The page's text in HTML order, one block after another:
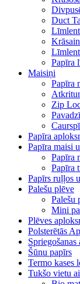
Duct
Papīra
Maisiņi
Papīra
Zip
Papīra
Papīra maisi
Papīra
Papīra
Papīrs ruļļos
Palešu plēve
Palešu
Mini
Plēves
Polsterētās
Šūnu papīrs
Termo kases
Tukšo vietu